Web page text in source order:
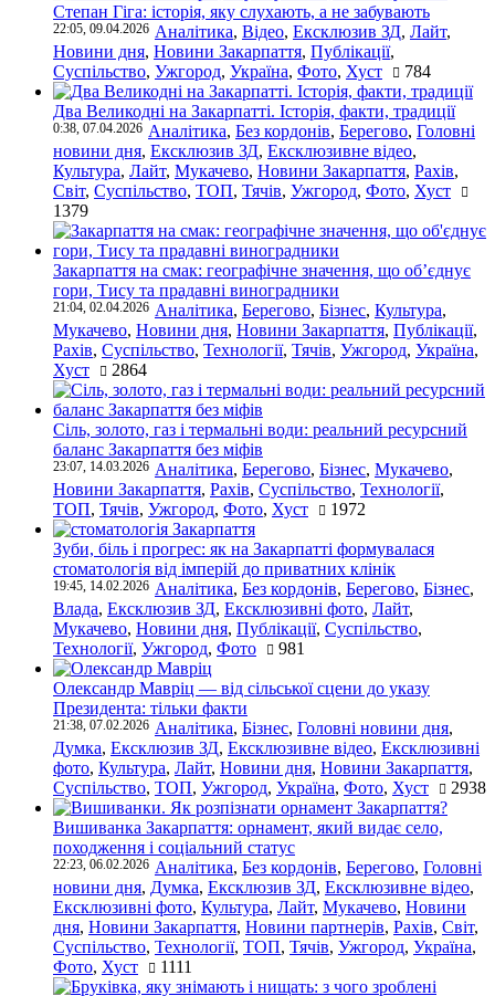
Степан Гіга: історія, яку слухають, а не забувають
22:05, 09.04.2026 Аналітика, Відео, Ексклюзив ЗД, Лайт,
Новини дня, Новини Закарпаття, Публікації,
Суспільство, Ужгород, Україна, Фото, Хуст 784
Два Великодні на Закарпатті. Історія, факти, традиції
0:38, 07.04.2026 Аналітика, Без кордонів, Берегово, Головні
новини дня, Ексклюзив ЗД, Ексклюзивне відео,
Культура, Лайт, Мукачево, Новини Закарпаття, Рахів,
Світ, Суспільство, ТОП, Тячів, Ужгород, Фото, Хуст
1379
Закарпаття на смак: географічне значення, що об’єднує
гори, Тису та прадавні виноградники
21:04, 02.04.2026 Аналітика, Берегово, Бізнес, Культура,
Мукачево, Новини дня, Новини Закарпаття, Публікації,
Рахів, Суспільство, Технології, Тячів, Ужгород, Україна,
Хуст
2864
Сіль, золото, газ і термальні води: реальний ресурсний
баланс Закарпаття без міфів
23:07, 14.03.2026 Аналітика, Берегово, Бізнес, Мукачево,
Новини Закарпаття, Рахів, Суспільство, Технології,
ТОП, Тячів, Ужгород, Фото, Хуст 1972
Зуби, біль і прогрес: як на Закарпатті формувалася
стоматологія від імперій до приватних клінік
19:45, 14.02.2026 Аналітика, Без кордонів, Берегово, Бізнес,
Влада, Ексклюзив ЗД, Ексклюзивні фото, Лайт,
Мукачево, Новини дня, Публікації, Суспільство,
Технології, Ужгород, Фото 981
Олександр Мавріц — від сільської сцени до указу
Президента: тільки факти
21:38, 07.02.2026 Аналітика, Бізнес, Головні новини дня,
Думка, Ексклюзив ЗД, Ексклюзивне відео, Ексклюзивні
фото, Культура, Лайт, Новини дня, Новини Закарпаття,
Суспільство, ТОП, Ужгород, Україна, Фото, Хуст 2938
Вишиванка Закарпаття: орнамент, який видає село,
походження і соціальний статус
22:23, 06.02.2026 Аналітика, Без кордонів, Берегово, Головні
новини дня, Думка, Ексклюзив ЗД, Ексклюзивне відео,
Ексклюзивні фото, Культура, Лайт, Мукачево, Новини
дня, Новини Закарпаття, Новини партнерів, Рахів, Світ,
Суспільство, Технології, ТОП, Тячів, Ужгород, Україна,
Фото, Хуст 1111